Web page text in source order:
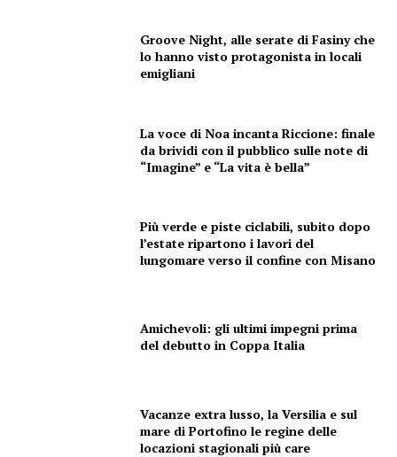
Groove Night, alle serate di Fasiny che
lo hanno visto protagonista in locali
emigliani
La voce di Noa incanta Riccione: finale
da brividi con il pubblico sulle note di
“Imagine” e “La vita è bella”
Più verde e piste ciclabili, subito dopo
l’estate ripartono i lavori del
lungomare verso il confine con Misano
Amichevoli: gli ultimi impegni prima
del debutto in Coppa Italia
Vacanze extra lusso, la Versilia e sul
mare di Portofino le regine delle
locazioni stagionali più care